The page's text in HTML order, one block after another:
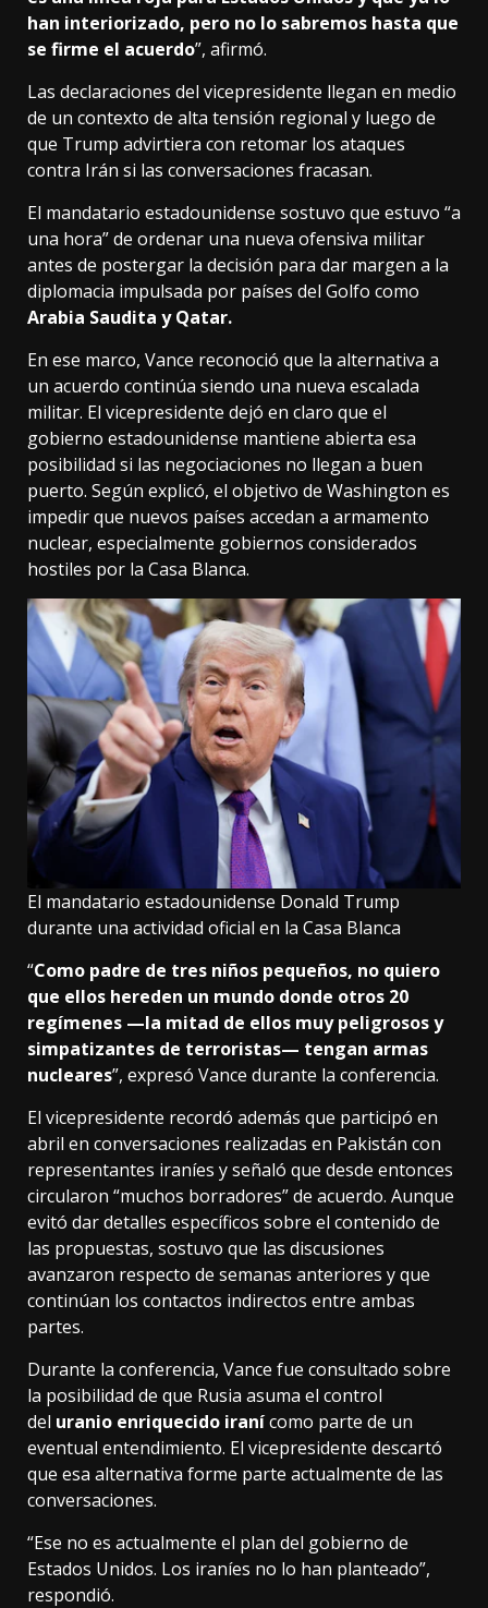
han interiorizado, pero no lo sabremos hasta que
se firme el acuerdo”, afirmó.
Las declaraciones del vicepresidente llegan en medio
de un contexto de alta tensión regional y luego de
que Trump advirtiera con retomar los ataques
contra Irán si las conversaciones fracasan.
El mandatario estadounidense sostuvo que estuvo “a
una hora” de ordenar una nueva ofensiva militar
antes de postergar la decisión para dar margen a la
diplomacia impulsada por países del Golfo como
Arabia Saudita y Qatar.
En ese marco, Vance reconoció que la alternativa a
un acuerdo continúa siendo una nueva escalada
militar. El vicepresidente dejó en claro que el
gobierno estadounidense mantiene abierta esa
posibilidad si las negociaciones no llegan a buen
puerto. Según explicó, el objetivo de Washington es
impedir que nuevos países accedan a armamento
nuclear, especialmente gobiernos considerados
hostiles por la Casa Blanca.
El mandatario estadounidense Donald Trump
durante una actividad oficial en la Casa Blanca
“Como padre de tres niños pequeños, no quiero
que ellos hereden un mundo donde otros 20
regímenes —la mitad de ellos muy peligrosos y
simpatizantes de terroristas— tengan armas
nucleares”, expresó Vance durante la conferencia.
El vicepresidente recordó además que participó en
abril en conversaciones realizadas en Pakistán con
representantes iraníes y señaló que desde entonces
circularon “muchos borradores” de acuerdo. Aunque
evitó dar detalles específicos sobre el contenido de
las propuestas, sostuvo que las discusiones
avanzaron respecto de semanas anteriores y que
continúan los contactos indirectos entre ambas
partes.
Durante la conferencia, Vance fue consultado sobre
la posibilidad de que Rusia asuma el control
del uranio enriquecido iranícomo parte de un
eventual entendimiento. El vicepresidente descartó
que esa alternativa forme parte actualmente de las
conversaciones.
“Ese no es actualmente el plan del gobierno de
Estados Unidos. Los iraníes no lo han planteado”,
respondió.